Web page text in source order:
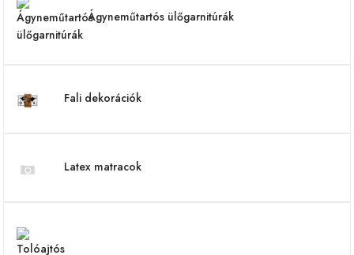
Ágyneműtartós ülőgarnitúrák
Fali dekorációk
Latex matracok